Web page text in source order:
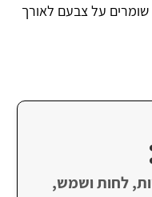
על צבעם לאורך
לחות ושמש,